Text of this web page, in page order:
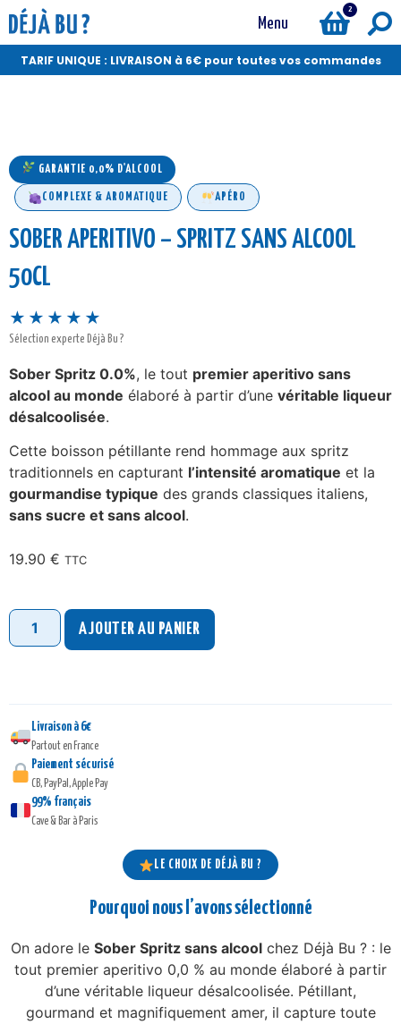
Menu
2
TARIF UNIQUE : LIVRAISON à 6€ pour toutes vos commandes
GARANTIE 0,0% D'ALCOOL
COMPLEXE & AROMATIQUE APÉRO
SOBER APERITIVO – SPRITZ SANS ALCOOL
50CL
★★★★★
Sélection experte Déjà Bu ?
Sober Spritz 0.0%, le tout premier aperitivo sans
alcool au monde élaboré à partir d’une véritable liqueur
désalcoolisée.
Cette boisson pétillante rend hommage aux spritz
traditionnels en capturant l’intensité aromatique et la
gourmandise typique des grands classiques italiens,
sans sucre et sans alcool.
19.90 € TTC
AJOUTER AU PANIER
Livraison à 6€
Partout en France
Paiement sécurisé
CB, PayPal, Apple Pay
99% français
Cave & Bar à Paris
LE CHOIX DE DÉJÀ BU ?
Pourquoi nous l’avons sélectionné
On adore le Sober Spritz sans alcoolchez Déjà Bu ? : le
tout premier aperitivo 0,0 % au monde élaboré à partir
d’une véritable liqueur désalcoolisée. Pétillant,
gourmand et magnifiquement amer, il capture toute